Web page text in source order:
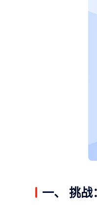
一、 挑战